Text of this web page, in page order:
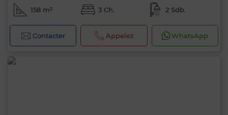
158 m² 3 Ch. 2 Sdb.
Contacter Appelez WhatsApp